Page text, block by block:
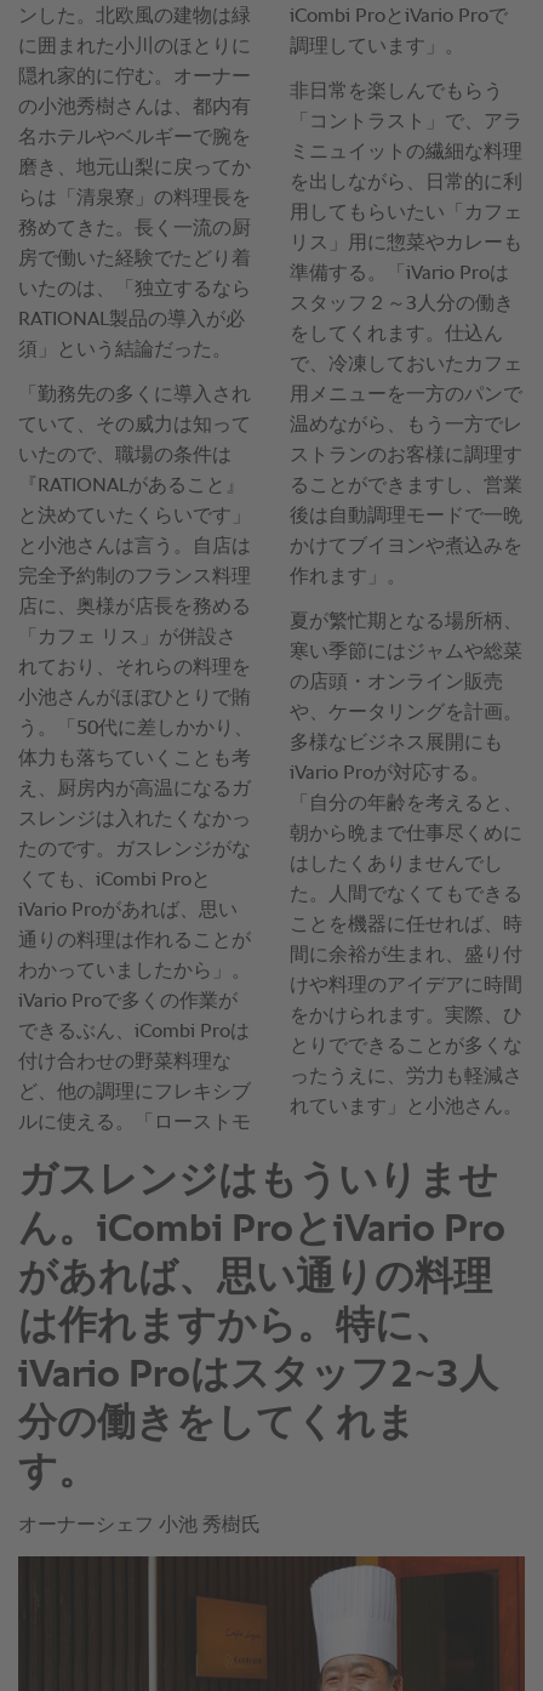
ガスレンジはもういりませ
ん。iCombi ProとiVario Pro
があれば、思い通りの料理
は作れますから。特に、
iVario Proはスタッフ2~3人
分の働きをしてくれま
す。
オーナーシェフ 小池 秀樹氏